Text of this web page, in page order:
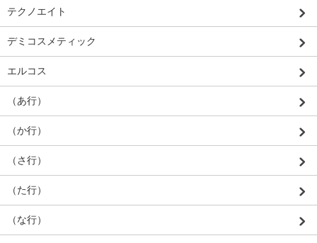
テクノエイト
デミコスメティック
エルコス
（あ行）
（か行）
（さ行）
（た行）
（な行）